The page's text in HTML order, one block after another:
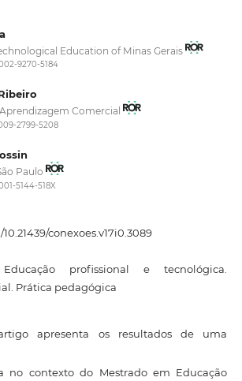
Education of Minas Gerais
9270-5184
Comercial
2799-5208
Paulo
5144-518X
conexoes.v17i0.3089
Educação profissional e tecnológica.
Prática pedagógica
apresenta os resultados de uma
no contexto do Mestrado em Educação